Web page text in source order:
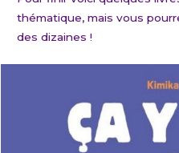
thématique, mais vous
des dizaines !